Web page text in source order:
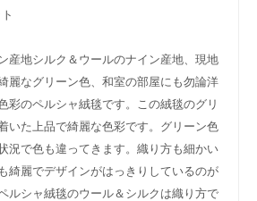
産地シルク＆ウールのナイン産地、現地
麗なグリーン色、和室の部屋にも勿論洋
彩のペルシャ絨毯です。この絨毯のグリ
いた上品で綺麗な色彩です。グリーン色
況で色も違ってきます。織り方も細かい
綺麗でデザインがはっきりしているのが
ルシャ絨毯のウール＆シルクは織り方で